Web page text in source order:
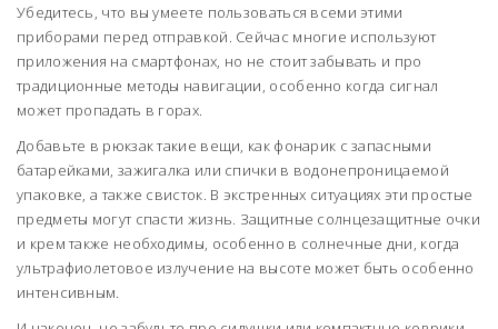
Убедитесь, что вы умеете пользоваться всеми этими
приборами перед отправкой. Сейчас многие используют
приложения на смартфонах, но не стоит забывать и про
традиционные методы навигации, особенно когда сигнал
может пропадать в горах.
Добавьте в рюкзак такие вещи, как фонарик с запасными
батарейками, зажигалка или спички в водонепроницаемой
упаковке, а также свисток. В экстренных ситуациях эти простые
предметы могут спасти жизнь. Защитные солнцезащитные очки
и крем также необходимы, особенно в солнечные дни, когда
ультрафиолетовое излучение на высоте может быть особенно
интенсивным.